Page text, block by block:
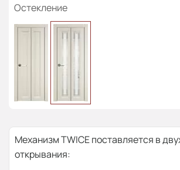
Остекление
Механизм TWICE поставляется в
открывания: